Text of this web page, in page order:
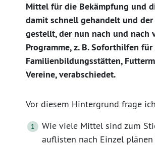
Mittel für die Bekämpfung und
damit schnell gehandelt und
gestellt, der nun nach und nach
Programme, z. B. Soforthilfen
Familienbildungsstätten,
Vereine, verabschiedet.
Vor diesem Hintergrund frage
Wie viele Mittel sind zum
auflisten nach Einzel